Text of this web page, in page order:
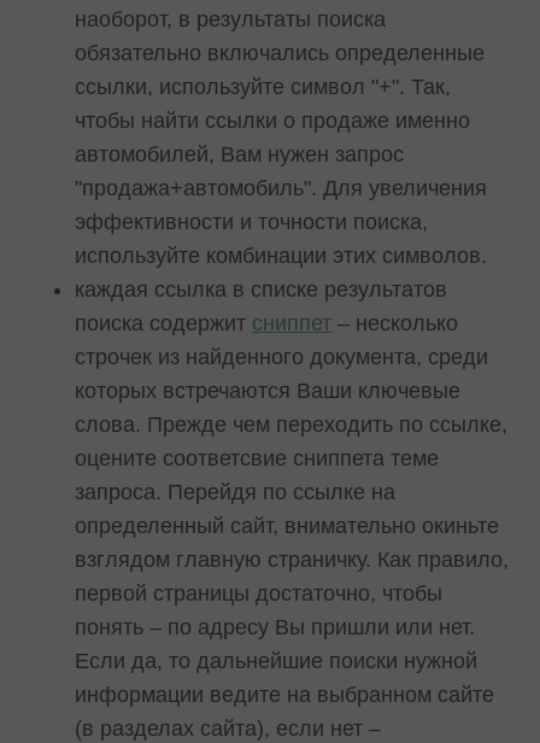
наоборот, в результаты поиска
обязательно включались определенные
ссылки, используйте символ "+". Так,
чтобы найти ссылки о продаже именно
автомобилей, Вам нужен запрос
"продажа+автомобиль". Для увеличения
эффективности и точности поиска,
используйте комбинации этих символов.
каждая ссылка в списке результатов
поиска содержит сниппет – несколько
строчек из найденного документа, среди
которых встречаются Ваши ключевые
слова. Прежде чем переходить по ссылке,
оцените соответсвие сниппета теме
запроса. Перейдя по ссылке на
определенный сайт, внимательно окиньте
взглядом главную страничку. Как правило,
первой страницы достаточно, чтобы
понять – по адресу Вы пришли или нет.
Если да, то дальнейшие поиски нужной
информации ведите на выбранном сайте
(в разделах сайта), если нет –